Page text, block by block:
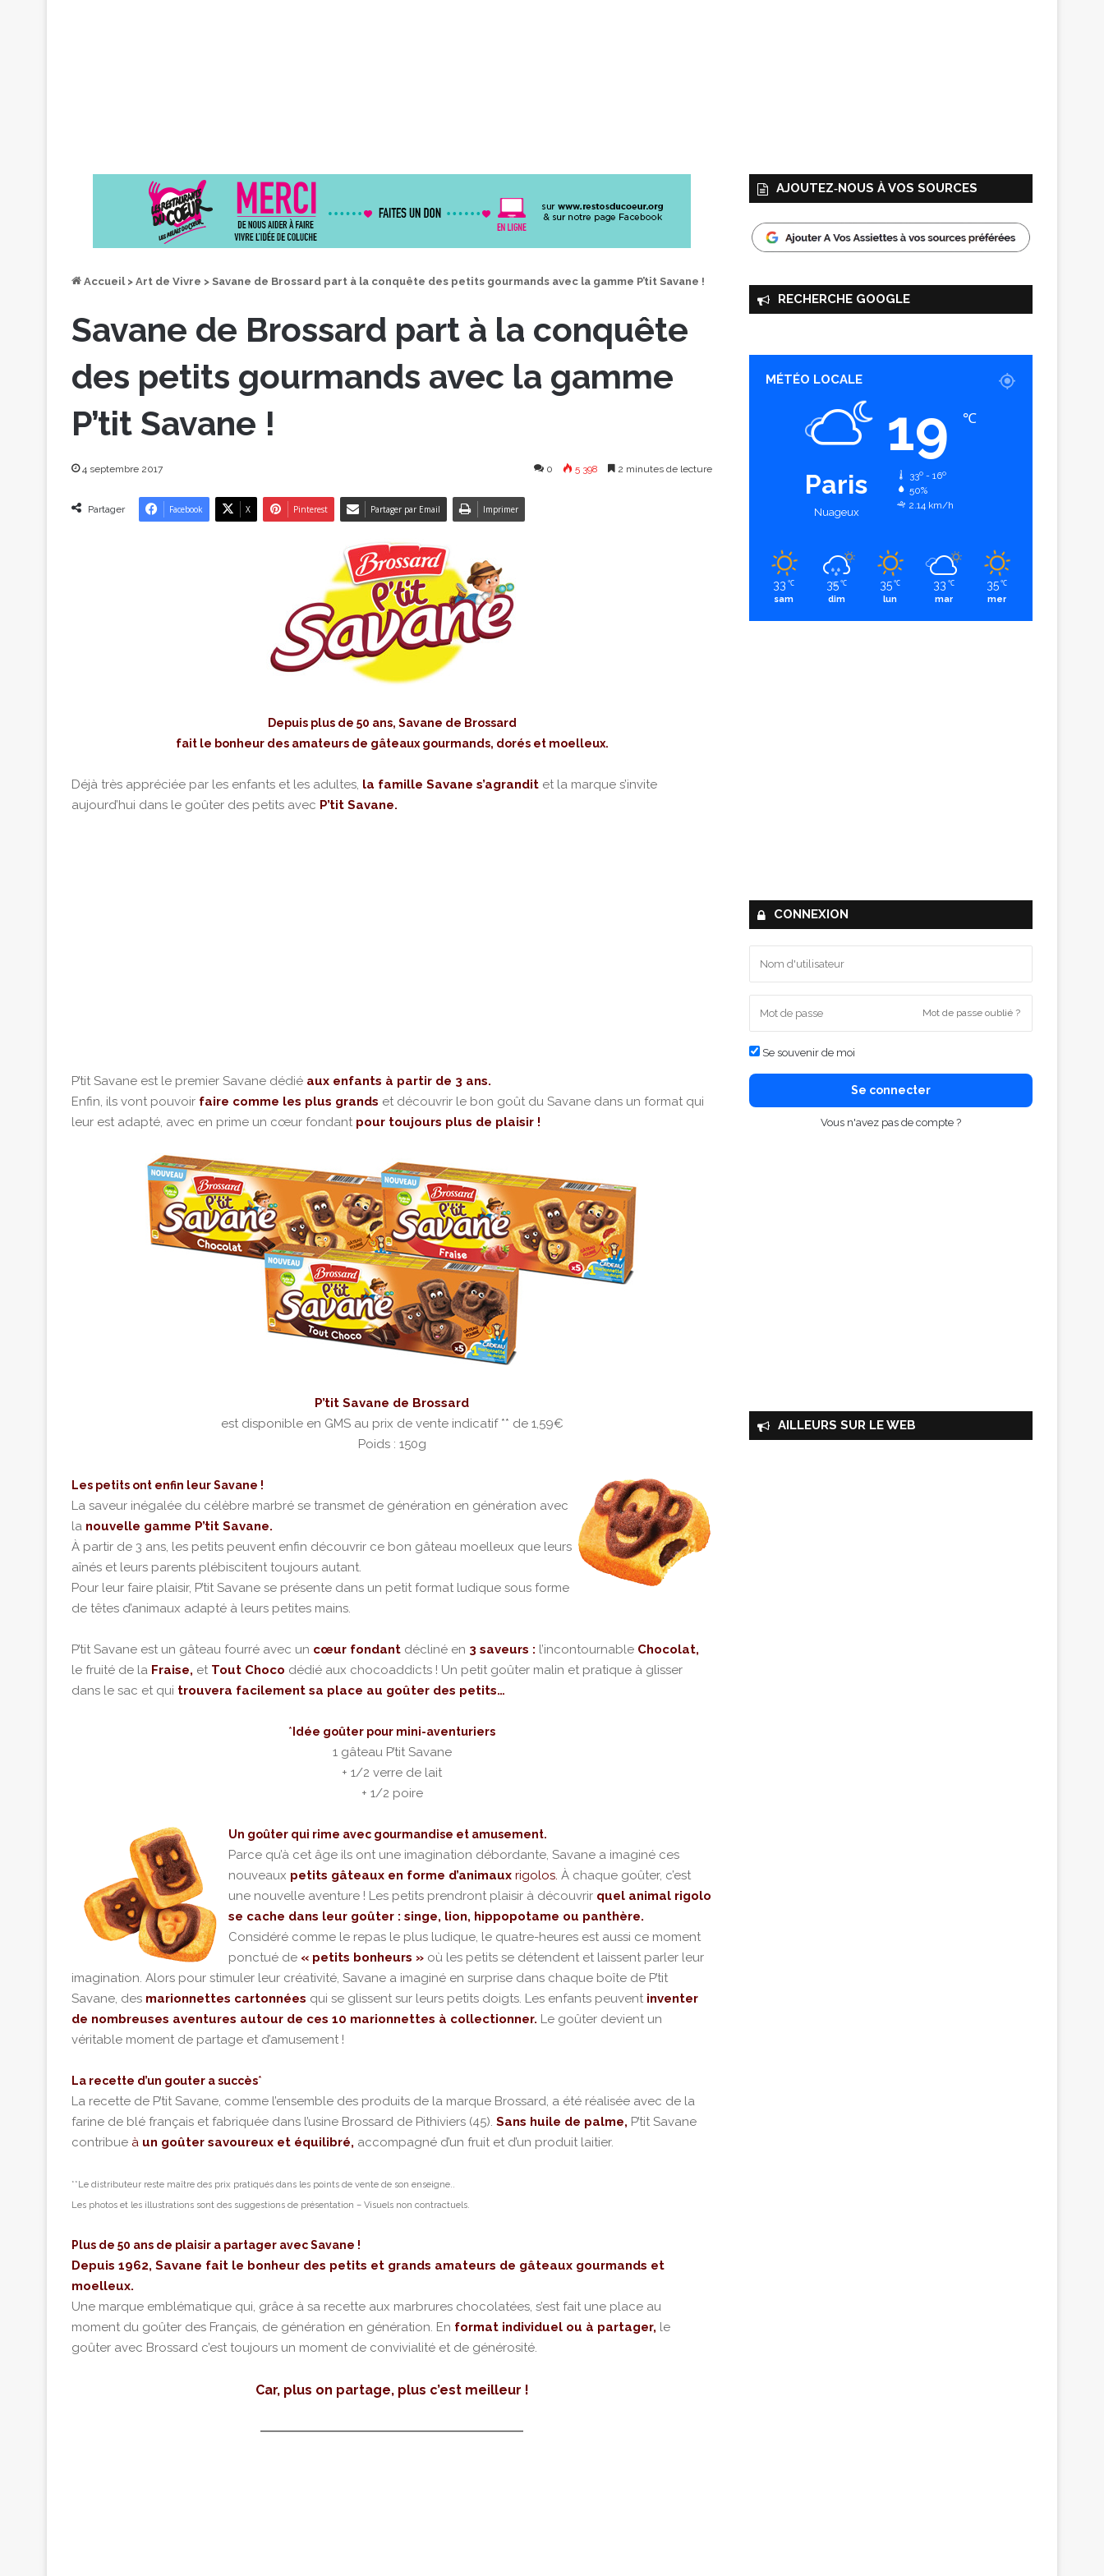
Accueil > Art de Vivre > Savane de Brossard part à la conquête des petits gourmands avec la gamme P’tit Savane !
Savane de Brossard part à la conquête
des petits gourmands avec la gamme
P’tit Savane !
4 septembre 2017 0 5 398 2 minutes de lecture
Partager Facebook X Pinterest Partager par Email Imprimer
Depuis plus de 50 ans, Savane de Brossard
fait le bonheur des amateurs de gâteaux gourmands, dorés et moelleux.
Déjà très appréciée par les enfants et les adultes, la famille Savane s’agrandit et la marque s’invite
aujourd’hui dans le goûter des petits avec P’tit Savane.
P’tit Savane est le premier Savane dédié aux enfants à partir de 3 ans.
Enfin, ils vont pouvoir faire comme les plus grands et découvrir le bon goût du Savane dans un format qui
leur est adapté, avec en prime un cœur fondant pour toujours plus de plaisir !
P’tit Savane de Brossard
est disponible en GMS au prix de vente indicatif ** de 1,59€
Poids : 150g
Les petits ont enfin leur Savane !
La saveur inégalée du célèbre marbré se transmet de génération en génération avec
la nouvelle gamme P’tit Savane.
À partir de 3 ans, les petits peuvent enfin découvrir ce bon gâteau moelleux que leurs
aînés et leurs parents plébiscitent toujours autant.
Pour leur faire plaisir, P’tit Savane se présente dans un petit format ludique sous forme
de têtes d’animaux adapté à leurs petites mains.
P’tit Savane est un gâteau fourré avec un cœur fondant décliné en 3 saveurs : l’incontournable Chocolat,
le fruité de la Fraise, et Tout Choco dédié aux chocoaddicts ! Un petit goûter malin et pratique à glisser
dans le sac et qui trouvera facilement sa place au goûter des petits…
* Idée goûter pour mini-aventuriers
1 gâteau P’tit Savane
+ 1/2 verre de lait
+ 1/2 poire
Un goûter qui rime avec gourmandise et amusement.
Parce qu’à cet âge ils ont une imagination débordante, Savane a imaginé ces
nouveaux petits gâteaux en forme d’animaux rigolos. À chaque goûter, c’est
une nouvelle aventure ! Les petits prendront plaisir à découvrir quel animal rigolo
se cache dans leur goûter : singe, lion, hippopotame ou panthère.
Considéré comme le repas le plus ludique, le quatre-heures est aussi ce moment
ponctué de « petits bonheurs » où les petits se détendent et laissent parler leur
imagination. Alors pour stimuler leur créativité, Savane a imaginé en surprise dans chaque boîte de P’tit
Savane, des marionnettes cartonnées qui se glissent sur leurs petits doigts. Les enfants peuvent inventer
de nombreuses aventures autour de ces 10 marionnettes à collectionner. Le goûter devient un
véritable moment de partage et d’amusement !
La recette d’un gouter a succès*
La recette de P’tit Savane, comme l’ensemble des produits de la marque Brossard, a été réalisée avec de la
farine de blé français et fabriquée dans l’usine Brossard de Pithiviers (45). Sans huile de palme, P’tit Savane
contribue à un goûter savoureux et équilibré, accompagné d’un fruit et d’un produit laitier.
**Le distributeur reste maître des prix pratiqués dans les points de vente de son enseigne..
Les photos et les illustrations sont des suggestions de présentation – Visuels non contractuels.
Plus de 50 ans de plaisir a partager avec Savane !
Depuis 1962, Savane fait le bonheur des petits et grands amateurs de gâteaux gourmands et
moelleux.
Une marque emblématique qui, grâce à sa recette aux marbrures chocolatées, s’est fait une place au
moment du goûter des Français, de génération en génération. En format individuel ou à partager, le
goûter avec Brossard c’est toujours un moment de convivialité et de générosité.
Car, plus on partage, plus c’est meilleur !
AJOUTEZ‑NOUS À VOS SOURCES
RECHERCHE GOOGLE
MÉTÉO LOCALE
Paris
Nuageux
19 ℃
33º - 16º
50%
2.14 km/h
33 ℃
sam
35 ℃
dim
35 ℃
lun
33 ℃
mar
35 ℃
mer
CONNEXION
Mot de passe oublié ?
Se souvenir de moi
Se connecter
Vous n'avez pas de compte ?
AILLEURS SUR LE WEB